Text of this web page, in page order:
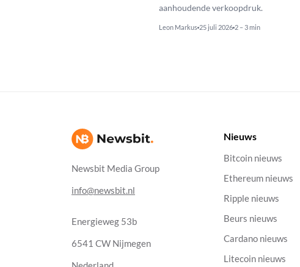
aanhoudende verkoopdruk.
Leon Markus 25 juli 2026 2 – 3 min
Newsbit Media Group
info@newsbit.nl
Energieweg 53b
6541 CW Nijmegen
Nieuws
Bitcoin nieuws
Ethereum nieuws
Ripple nieuws
Beurs nieuws
Cardano nieuws
Litecoin nieuws